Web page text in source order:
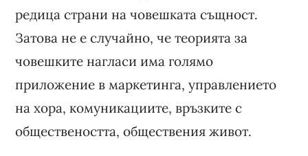
редица страни на човешката същност.
Затова не е случайно, че теорията за
човешките нагласи има голямо
приложение в маркетинга, управлението
на хора, комуникациите, връзките с
обществеността, обществения живот.